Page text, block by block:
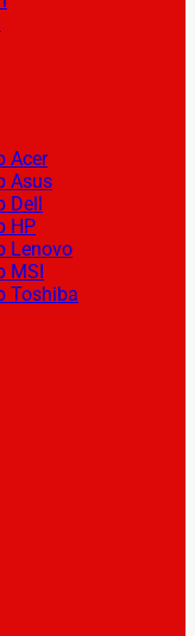
Acer
Asus
Dell
HP
Lenovo
MSI
Toshiba